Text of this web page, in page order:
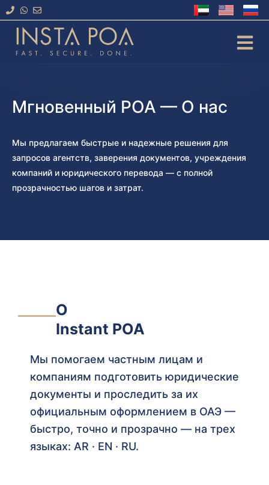
Перейти
к
содержимому
Мгновенный POA — О нас
Мы предлагаем быстрые и надежные решения для
запросов агентств, заверения документов, учреждения
компаний и юридического перевода — с полной
прозрачностью шагов и затрат.
О
Instant POA
Мы помогаем частным лицам и
компаниям подготовить юридические
документы и проследить за их
официальным оформлением в ОАЭ —
быстро, точно и прозрачно — на трех
языках: AR · EN · RU.